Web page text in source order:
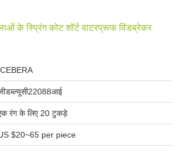
के स्प्रिंग कोट शॉर्ट वाटरप्रूफ विंडब्रेकर
रंग के लिए 20 टुकड़े
$20~65 per piece